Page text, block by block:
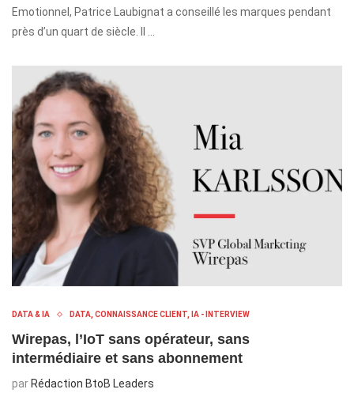
Emotionnel, Patrice Laubignat a conseillé les marques pendant
près d’un quart de siècle. Il …
DATA & IA DATA, CONNAISSANCE CLIENT, IA - INTERVIEW
Wirepas, l’IoT sans opérateur, sans
intermédiaire et sans abonnement
par Rédaction BtoB Leaders